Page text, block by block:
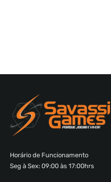
Horário de Funcionamento
Seg à Sex: 09:00 às 17:00hrs